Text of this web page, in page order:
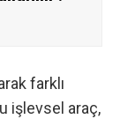
farklı
işlevsel araç,